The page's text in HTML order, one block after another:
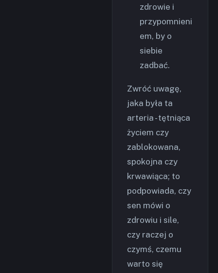
zdrowie i
przypomnieni
em, by o
siebie
zadbać.
Zwróć uwagę,
jaka była ta
arteria - tętniąca
życiem czy
zablokowana,
spokojna czy
krwawiąca; to
podpowiada, czy
sen mówi o
zdrowiu i sile,
czy raczej o
czymś, czemu
warto się